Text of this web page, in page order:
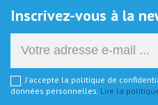
Inscrivez-vous à la
J'accepte la politique de
données personnelles. Lire la